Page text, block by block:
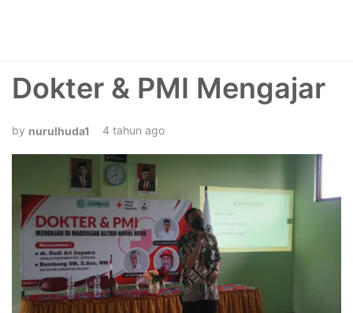
Dokter & PMI Mengajar
nurulhuda1 4 tahun ago